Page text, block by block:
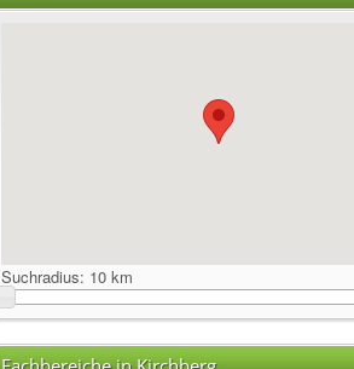
Suchradius: 10 km